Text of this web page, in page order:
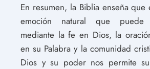
En resumen, la Biblia enseña
emoción natural que puede
mediante la fe en Dios, la
en su Palabra y la comunidad
Dios y su poder nos permite